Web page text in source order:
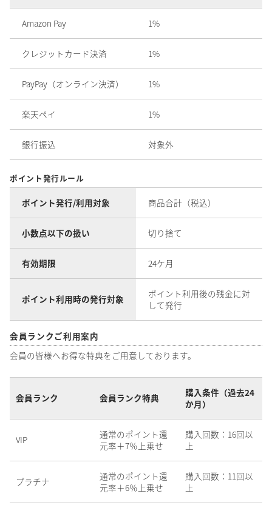
Amazon Pay 1%
クレジットカード決済 1%
PayPay（オンライン決済） 1%
楽天ペイ 1%
銀行振込 対象外
ポイント発行ルール
ポイント発行/利用対象 商品合計（税込）
小数点以下の扱い 切り捨て
有効期限 24ケ月
ポイント利用時の発行対象
ポイント利用後の残金に対
して発行
会員ランクご利用案内
会員の皆様へお得な特典をご用意しております。
会員ランク 会員ランク特典
購入条件（過去24
か月）
VIP
通常のポイント還
元率＋7％上乗せ
購入回数：16回以
上
プラチナ
通常のポイント還
元率＋6％上乗せ
購入回数：11回以
上